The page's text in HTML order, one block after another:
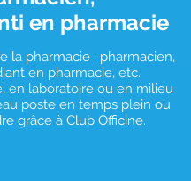
en pharmacie
la pharmacie : pharmacien,
en pharmacie, etc.
en laboratoire ou en milieu
poste en temps plein ou
grâce à Club Officine.